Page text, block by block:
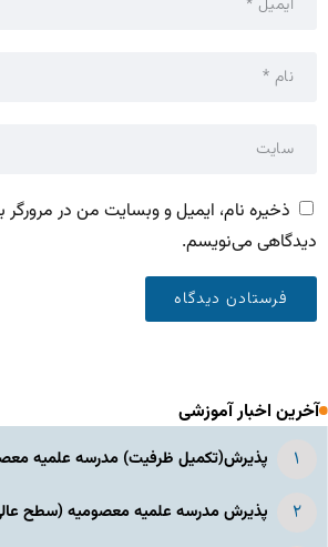
ذخیره نام، ایمیل و وبسایت من در مرورگر
دیدگاهی می‌نویسم.
آخرین اخبار آموزشی
پذیرش(تکمیل ظرفیت) مدرسه علمیه
پذیرش مدرسه علمیه معصومیه‌ (سطح